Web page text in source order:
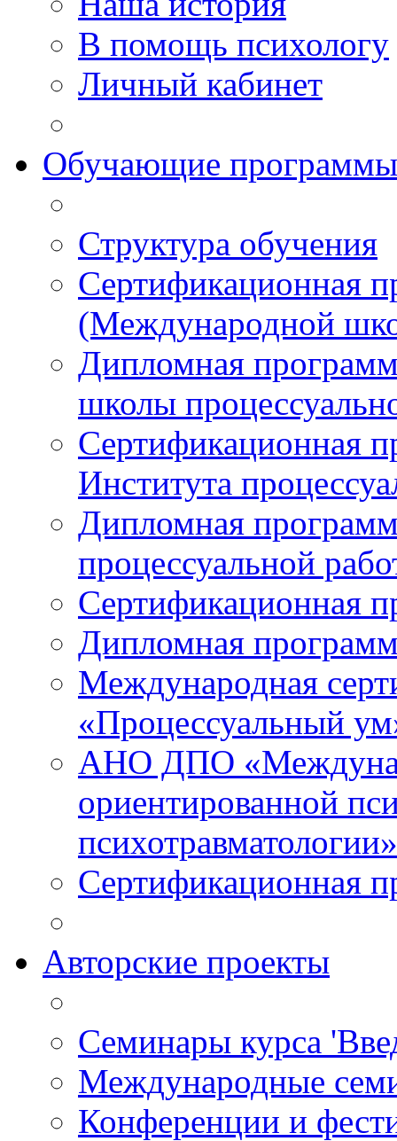
В помощь психологу
Личный кабинет
Обучающие программы
Структура обучения
Сертификационная
(Международной
Дипломная
школы
Сертификационная
Института
Дипломная
процессуальной
Сертификационная
Дипломная
Международная
«Процессуальный
АНО ДПО
ориентированной
Сертификационная
Авторские проекты
Семинары курса
Международные
Конференции и